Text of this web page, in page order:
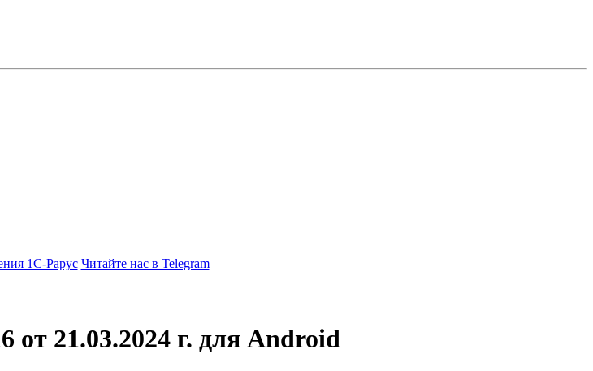
1С-Рарус Читайте нас в Telegram
21.03.2024 г. для Android